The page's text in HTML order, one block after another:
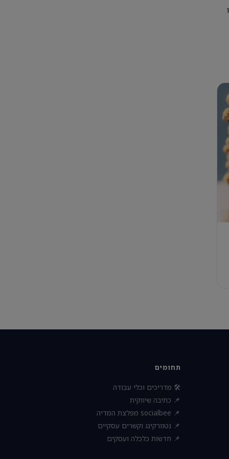
תחומים
🛠 מדריכים וכלי עבודה
📌 כתיבה שיווקית
📌 socialbee מפלצת המדיה
📌 נטוורקינג וקשרים עסקיים
📌 חדשות כלכלה ועסקים